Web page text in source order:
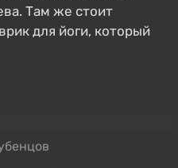
Там же стоит
для йоги, который